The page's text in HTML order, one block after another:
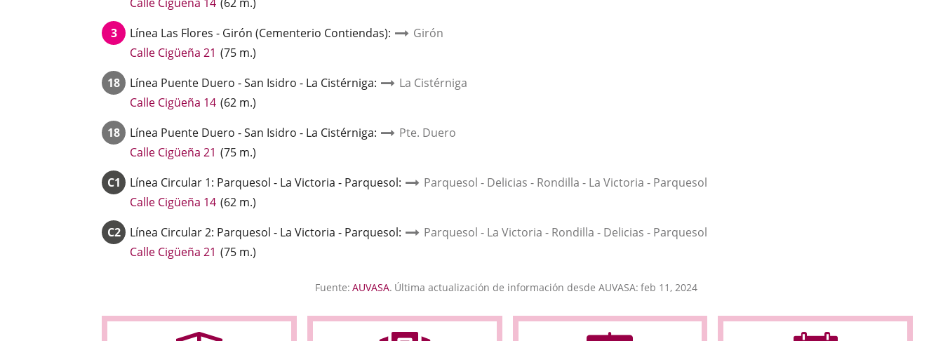
una
aplicación
externa.
3
Línea Las Flores - Girón (Cementerio Contiendas):
Girón
Calle Cigüeña 21 Enlace
una
aplicación
externa.
(75 m.)
18
Línea Puente Duero - San Isidro - La Cistérniga:
La Cistérniga
Calle Cigüeña 14Enlace
una
aplicación
externa.
(62 m.)
18
Línea Puente Duero - San Isidro - La Cistérniga:
Pte. Duero
Calle Cigüeña 21 Enlace
una
aplicación
externa.
(75 m.)
C1
Línea Circular 1: Parquesol - La Victoria - Parquesol:
Parquesol - Delicias - Rondilla - La Victoria - Parquesol
Calle Cigüeña 14Enlace
una
aplicación
externa.
(62 m.)
C2
Línea Circular 2: Parquesol - La Victoria - Parquesol:
Parquesol - La Victoria - Rondilla - Delicias - Parquesol
Calle Cigüeña 21 Enlace
externa.
(75 m.)
Fuente: AUVASA. Última actualización de información desde AUVASA: feb 11, 2024